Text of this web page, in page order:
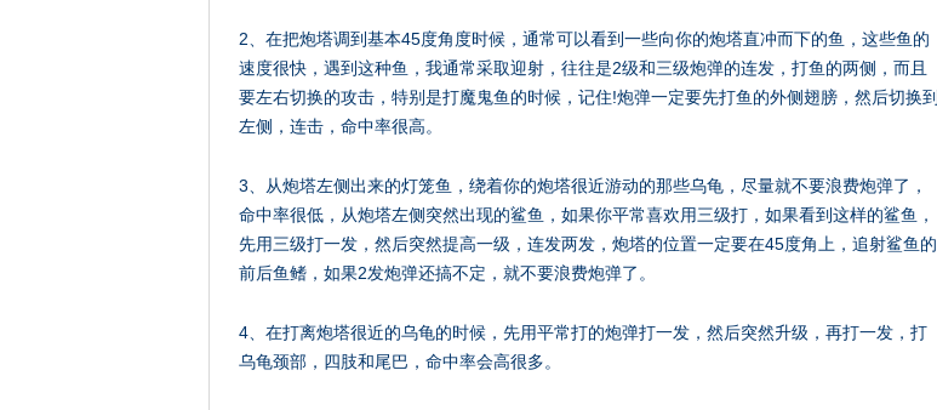
2、在把炮塔调到基本45度角度时候，通常可以看到一些向你的炮塔直冲而下的鱼，这些鱼的
速度很快，遇到这种鱼，我通常采取迎射，往往是2级和三级炮弹的连发，打鱼的两侧，而且
要左右切换的攻击，特别是打魔鬼鱼的时候，记住!炮弹一定要先打鱼的外侧翅膀，然后切换到
左侧，连击，命中率很高。
3、从炮塔左侧出来的灯笼鱼，绕着你的炮塔很近游动的那些乌龟，尽量就不要浪费炮弹了，
命中率很低，从炮塔左侧突然出现的鲨鱼，如果你平常喜欢用三级打，如果看到这样的鲨鱼，
先用三级打一发，然后突然提高一级，连发两发，炮塔的位置一定要在45度角上，追射鲨鱼的
前后鱼鳍，如果2发炮弹还搞不定，就不要浪费炮弹了。
4、在打离炮塔很近的乌龟的时候，先用平常打的炮弹打一发，然后突然升级，再打一发，打
乌龟颈部，四肢和尾巴，命中率会高很多。